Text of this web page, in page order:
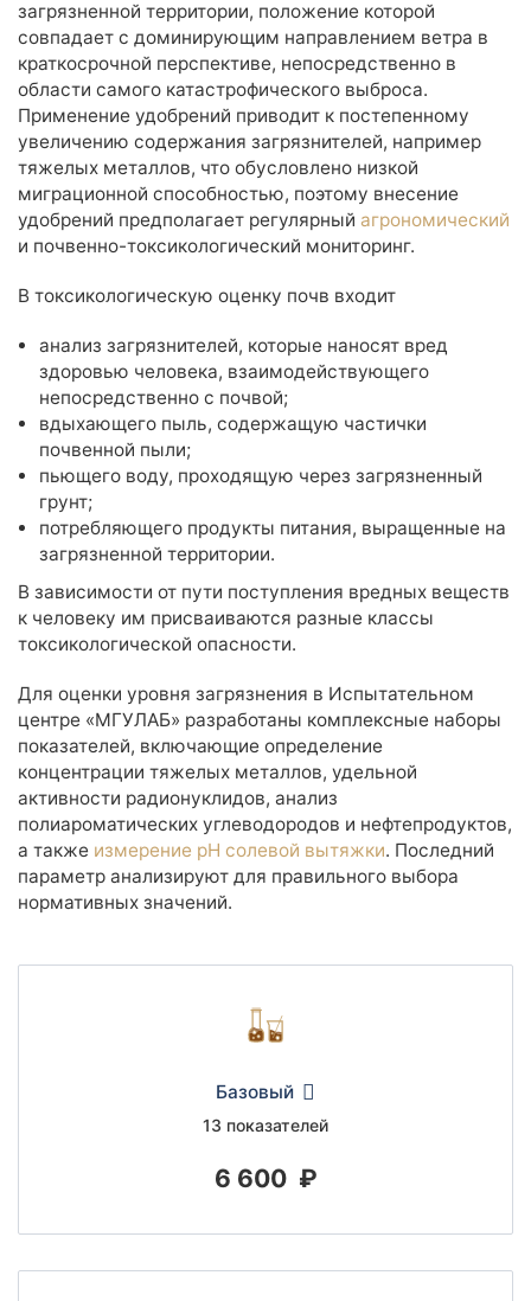
загрязненной территории, положение которой
совпадает с доминирующим направлением ветра в
краткосрочной перспективе, непосредственно в
области самого катастрофического выброса.
Применение удобрений приводит к постепенному
увеличению содержания загрязнителей, например
тяжелых металлов, что обусловлено низкой
миграционной способностью, поэтому внесение
удобрений предполагает регулярный агрономический
и почвенно-токсикологический мониторинг.
В токсикологическую оценку почв входит
анализ загрязнителей, которые наносят вред
здоровью человека, взаимодействующего
непосредственно с почвой;
вдыхающего пыль, содержащую частички
почвенной пыли;
пьющего воду, проходящую через загрязненный
грунт;
потребляющего продукты питания, выращенные на
загрязненной территории.
В зависимости от пути поступления вредных веществ
к человеку им присваиваются разные классы
токсикологической опасности.
Для оценки уровня загрязнения в Испытательном
центре «МГУЛАБ» разработаны комплексные наборы
показателей, включающие определение
концентрации тяжелых металлов, удельной
активности радионуклидов, анализ
полиароматических углеводородов и нефтепродуктов,
а также измерение pH солевой вытяжки. Последний
параметр анализируют для правильного выбора
нормативных значений.
Базовый
13 показателей
6 600 ₽